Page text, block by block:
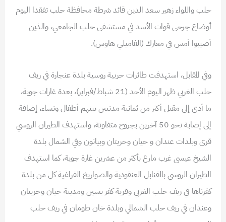
حلب واللواء زهير سعد الدين قائد شرطة محافظة حلب تفقدا اليوم
أوضاع جرحى قوات الأسد في مستشفى حلب الجامعي، والذين
أصيبوا أمس في معارك (الفاميلي هاوس).
وفي المقابل، استهدفت طائرات حربية روسية بلدة عنجارة في ريف
حلب الغربي ظهر اليوم الأحد (21 شباط/فبراير)، بعدة غارات جوية،
ما أدى إلى مقتل أكثر من ثمانية مدنيين بينهم أطفال ونساء، إضافة
إلى إصابة نحو 50 آخرين بجروح متفاوتة، واستهدف الطيران الروسي
قرى وبلدات عندان و حيان وحريتان وبيانون وفي الشمال بلدة
الشيخ عيسى غرب مارع بأكثر من عشرين غارة جوية، كما استهدف
الطيران الروسي بالقنابل العنقودية والصواريخ الفراغية كل من بلدة
كفرناها في ريف حلب الغربي وقرية كفر بسين ومدينة حيان وحريتان
وعندان في ريف حلب الشمالي وبلدة خان طومان في ريف حلب